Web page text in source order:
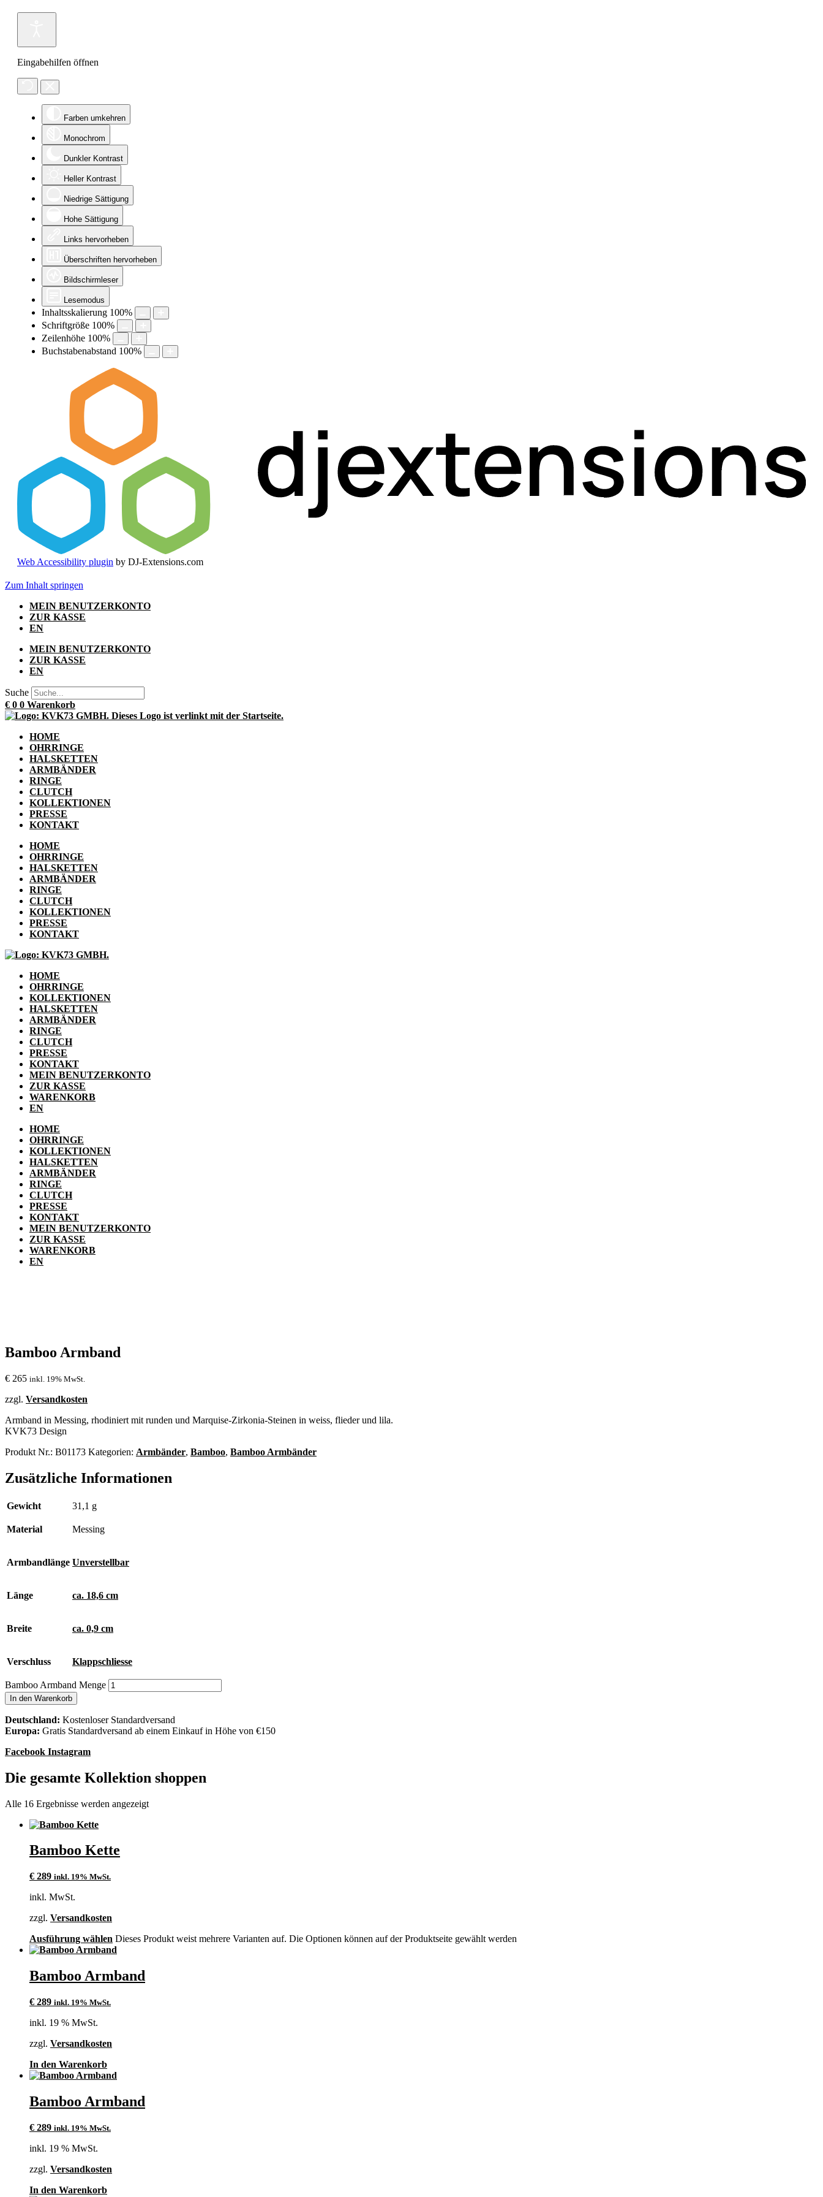
Eingabehilfen öffnen
Farben umkehren
Monochrom
Dunkler Kontrast
Heller Kontrast
Niedrige Sättigung
Hohe Sättigung
Links hervorheben
Überschriften hervorheben
Bildschirmleser
Lesemodus
Inhaltsskalierung 100%
Schriftgröße 100%
Zeilenhöhe 100%
Buchstabenabstand 100%
Web Accessibility plugin by DJ-Extensions.com
Zum Inhalt springen
MEIN BENUTZERKONTO
ZUR KASSE
EN
MEIN BENUTZERKONTO
ZUR KASSE
EN
Suche
€ 0 0 Warenkorb
HOME
OHRRINGE
HALSKETTEN
ARMBÄNDER
RINGE
CLUTCH
KOLLEKTIONEN
PRESSE
KONTAKT
HOME
OHRRINGE
HALSKETTEN
ARMBÄNDER
RINGE
CLUTCH
KOLLEKTIONEN
PRESSE
KONTAKT
HOME
OHRRINGE
KOLLEKTIONEN
HALSKETTEN
ARMBÄNDER
RINGE
CLUTCH
PRESSE
KONTAKT
MEIN BENUTZERKONTO
ZUR KASSE
WARENKORB
EN
HOME
OHRRINGE
KOLLEKTIONEN
HALSKETTEN
ARMBÄNDER
RINGE
CLUTCH
PRESSE
KONTAKT
MEIN BENUTZERKONTO
ZUR KASSE
WARENKORB
EN
Bamboo Armband
€ 265 inkl. 19% MwSt.
zzgl. Versandkosten
Armband in Messing, rhodiniert mit runden und Marquise-Zirkonia-Steinen in weiss, flieder und lila.
KVK73 Design
Produkt Nr.: B01173 Kategorien: Armbänder, Bamboo, Bamboo Armbänder
Zusätzliche Informationen
Gewicht 31,1 g
Material Messing
Armbandlänge Unverstellbar
Länge ca. 18,6 cm
Breite ca. 0,9 cm
Verschluss Klappschliesse
Bamboo Armband Menge
In den Warenkorb
Deutschland: Kostenloser Standardversand
Europa: Gratis Standardversand ab einem Einkauf in Höhe von €150
Facebook Instagram
Die gesamte Kollektion shoppen
Alle 16 Ergebnisse werden angezeigt
Bamboo Kette
€ 289 inkl. 19% MwSt.
inkl. MwSt.
zzgl. Versandkosten
Ausführung wählen Dieses Produkt weist mehrere Varianten auf. Die Optionen können auf der Produktseite gewählt werden
Bamboo Armband
€ 289 inkl. 19% MwSt.
inkl. 19 % MwSt.
zzgl. Versandkosten
In den Warenkorb
Bamboo Armband
€ 289 inkl. 19% MwSt.
inkl. 19 % MwSt.
zzgl. Versandkosten
In den Warenkorb